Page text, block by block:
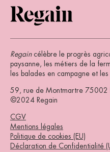
Regaincélèbre le progrès
paysanne, les métiers de la
les balades en campagne et
59, rue de Montmartre 75002
©2024 Regain
CGV
Mentions légales
Politique de cookies (EU)
Déclaration de Confidentialité